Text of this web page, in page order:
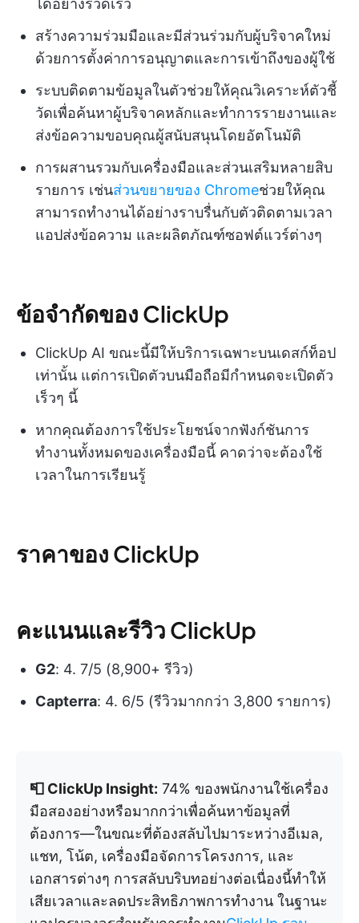
สร้างความร่วมมือและมีส่วนร่วมกับผู้บริจาคใหม่
ด้วยการตั้งค่าการอนุญาตและการเข้าถึงของผู้ใช้
ระบบติดตามข้อมูลในตัวช่วยให้คุณวิเคราะห์ตัวชี้
วัดเพื่อค้นหาผู้บริจาคหลักและทำการรายงานและ
ส่งข้อความขอบคุณผู้สนับสนุนโดยอัตโนมัติ
การผสานรวมกับเครื่องมือและส่วนเสริมหลายสิบ
รายการ เช่นส่วนขยายของ Chromeช่วยให้คุณ
สามารถทำงานได้อย่างราบรื่นกับตัวติดตามเวลา
แอปส่งข้อความ และผลิตภัณฑ์ซอฟต์แวร์ต่างๆ
ข้อจำกัดของ ClickUp
ClickUp AI ขณะนี้มีให้บริการเฉพาะบนเดสก์ท็อป
เท่านั้น แต่การเปิดตัวบนมือถือมีกำหนดจะเปิดตัว
เร็วๆ นี้
หากคุณต้องการใช้ประโยชน์จากฟังก์ชันการ
ทำงานทั้งหมดของเครื่องมือนี้ คาดว่าจะต้องใช้
เวลาในการเรียนรู้
ราคาของ ClickUp
คะแนนและรีวิว ClickUp
G2: 4. 7/5 (8,900+ รีวิว)
Capterra: 4. 6/5 (รีวิวมากกว่า 3,800 รายการ)
📮 ClickUp Insight: 74% ของพนักงานใช้เครื่อง
มือสองอย่างหรือมากกว่าเพื่อค้นหาข้อมูลที่
ต้องการ—ในขณะที่ต้องสลับไปมาระหว่างอีเมล,
แชท, โน้ต, เครื่องมือจัดการโครงการ, และ
เอกสารต่างๆ การสลับบริบทอย่างต่อเนื่องนี้ทำให้
เสียเวลาและลดประสิทธิภาพการทำงาน ในฐานะ